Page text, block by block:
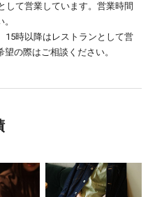
して営業しています。営業時間
15時以降はレストランとして営
の際はご相談ください。